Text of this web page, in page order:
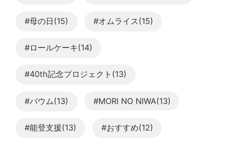
#母の日(15) #オムライス(15)
#ロールケーキ(14)
#40th記念プロジェクト(13)
#バウム(13) #MORI NO NIWA(13)
#能登支援(13) #おすすめ(12)